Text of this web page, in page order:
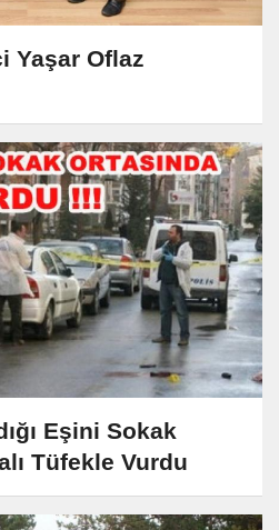
Yaşar Oflaz
Eşini Sokak
Tüfekle Vurdu